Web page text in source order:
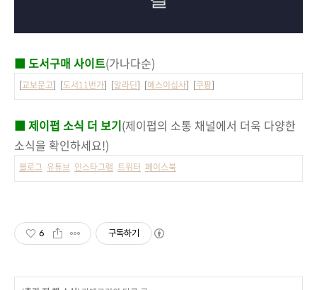
■ 도서구매 사이트(가나다순)
[교보문고] [도서11번가] [알라딘] [예스이십사] [쿠팡]
■ 제이펍 소식 더 보기(제이펍의 소통 채널에서 더욱 다양한
소식을 확인하세요!)
블로그 유튜브 인스타그램 트위터 페이스북
6 구독하기